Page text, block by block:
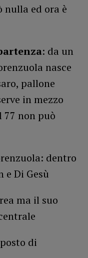
nulla ed ora è
: da un
nasce
pallone
in mezzo
77 non può
dentro
e Di Gesù
ma il suo
di